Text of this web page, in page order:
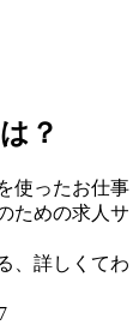
？
使ったお仕事
ための求人サ
、詳しくてわ